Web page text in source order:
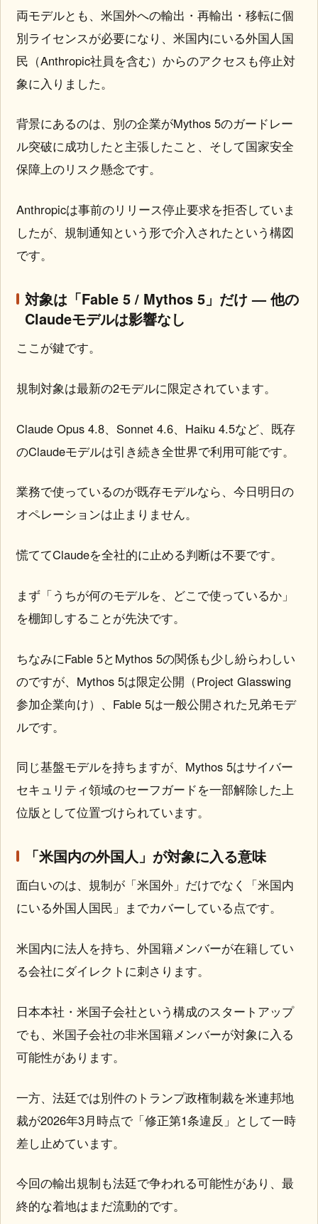
両モデルとも、米国外への輸出・再輸出・移転に個
別ライセンスが必要になり、米国内にいる外国人国
民（Anthropic社員を含む）からのアクセスも停止対
象に入りました。
背景にあるのは、別の企業がMythos 5のガードレー
ル突破に成功したと主張したこと、そして国家安全
保障上のリスク懸念です。
Anthropicは事前のリリース停止要求を拒否していま
したが、規制通知という形で介入されたという構図
です。
対象は「Fable 5 / Mythos 5」だけ — 他の
Claudeモデルは影響なし
ここが鍵です。
規制対象は最新の2モデルに限定されています。
Claude Opus 4.8、Sonnet 4.6、Haiku 4.5など、既存
のClaudeモデルは引き続き全世界で利用可能です。
業務で使っているのが既存モデルなら、今日明日の
オペレーションは止まりません。
慌ててClaudeを全社的に止める判断は不要です。
まず「うちが何のモデルを、どこで使っているか」
を棚卸しすることが先決です。
ちなみにFable 5とMythos 5の関係も少し紛らわしい
のですが、Mythos 5は限定公開（Project Glasswing
参加企業向け）、Fable 5は一般公開された兄弟モデ
ルです。
同じ基盤モデルを持ちますが、Mythos 5はサイバー
セキュリティ領域のセーフガードを一部解除した上
位版として位置づけられています。
「米国内の外国人」が対象に入る意味
面白いのは、規制が「米国外」だけでなく「米国内
にいる外国人国民」までカバーしている点です。
米国内に法人を持ち、外国籍メンバーが在籍してい
る会社にダイレクトに刺さります。
日本本社・米国子会社という構成のスタートアップ
でも、米国子会社の非米国籍メンバーが対象に入る
可能性があります。
一方、法廷では別件のトランプ政権制裁を米連邦地
裁が2026年3月時点で「修正第1条違反」として一時
差し止めています。
今回の輸出規制も法廷で争われる可能性があり、最
終的な着地はまだ流動的です。